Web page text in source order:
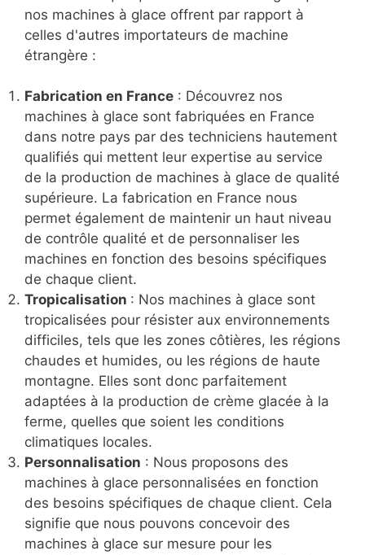
nos machines à glace offrent par rapport à
celles d'autres importateurs de machine
étrangère :
Fabrication en France : Découvrez nos
machines à glace sont fabriquées en France
dans notre pays par des techniciens hautement
qualifiés qui mettent leur expertise au service
de la production de machines à glace de qualité
supérieure. La fabrication en France nous
permet également de maintenir un haut niveau
de contrôle qualité et de personnaliser les
machines en fonction des besoins spécifiques
de chaque client.
Tropicalisation : Nos machines à glace sont
tropicalisées pour résister aux environnements
difficiles, tels que les zones côtières, les régions
chaudes et humides, ou les régions de haute
montagne. Elles sont donc parfaitement
adaptées à la production de crème glacée à la
ferme, quelles que soient les conditions
climatiques locales.
Personnalisation : Nous proposons des
machines à glace personnalisées en fonction
des besoins spécifiques de chaque client. Cela
signifie que nous pouvons concevoir des
machines à glace sur mesure pour les